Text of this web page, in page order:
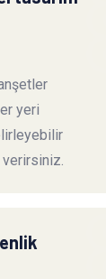
yeri
verirsiniz.